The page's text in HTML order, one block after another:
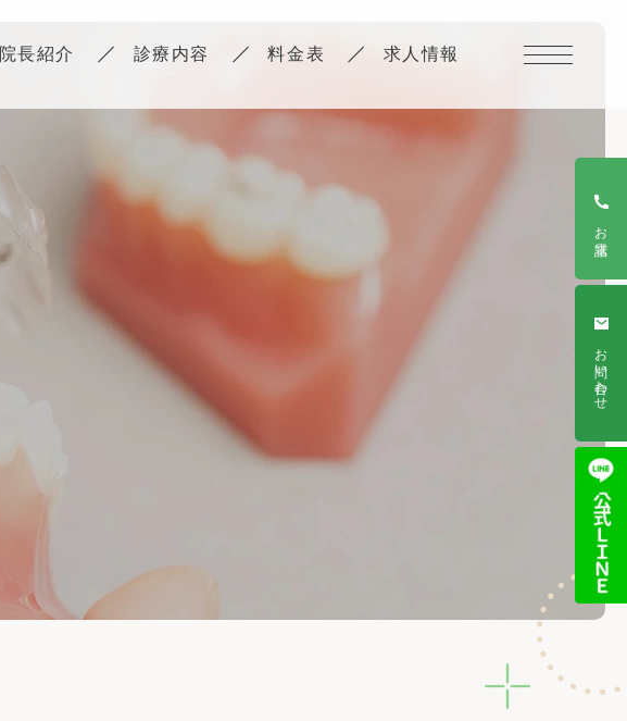
休
院長紹介 診療内容 料金表 求人情報
お電話
お問い合わせ